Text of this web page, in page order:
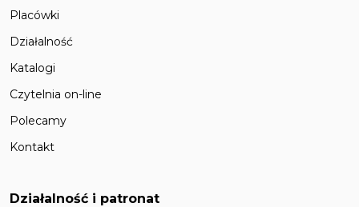
Placówki
Działalność
Katalogi
Czytelnia on-line
Polecamy
Kontakt
Działalność i patronat